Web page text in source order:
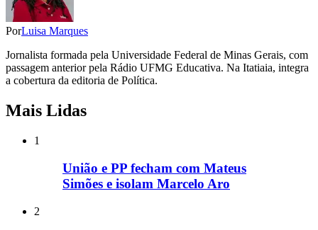
PorLuisa Marques
Jornalista formada pela Universidade Federal de Minas Gerais, com
passagem anterior pela Rádio UFMG Educativa. Na Itatiaia, integra
a cobertura da editoria de Política.
Mais Lidas
1
União e PP fecham com Mateus
Simões e isolam Marcelo Aro
2